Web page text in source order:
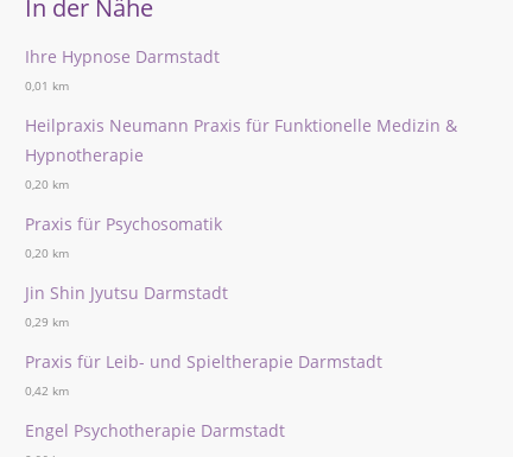
In der Nähe
Ihre Hypnose Darmstadt
0,01 km
Heilpraxis Neumann Praxis für Funktionelle Medizin &
Hypnotherapie
0,20 km
Praxis für Psychosomatik
0,20 km
Jin Shin Jyutsu Darmstadt
0,29 km
Praxis für Leib- und Spieltherapie Darmstadt
0,42 km
Engel Psychotherapie Darmstadt